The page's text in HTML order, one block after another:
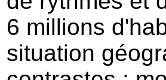
6 millions
situation